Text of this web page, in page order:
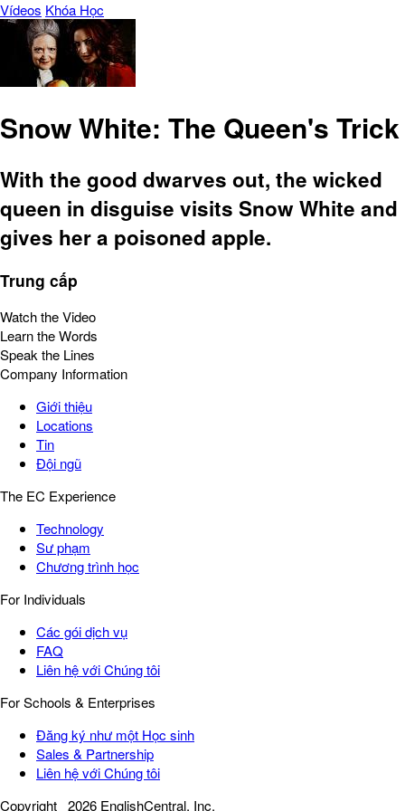
Vídeos Khóa Học
Snow White: The Queen's Trick
With the good dwarves out, the wicked
queen in disguise visits Snow White and
gives her a poisoned apple.
Trung cấp
Watch the Video
Learn the Words
Speak the Lines
Company Information
Giới thiệu
Locations
Tin
Đội ngũ
The EC Experience
Technology
Sư phạm
Chương trình học
For Individuals
Các gói dịch vụ
FAQ
Liên hệ với Chúng tôi
For Schools & Enterprises
Đăng ký như một Học sinh
Sales & Partnership
Liên hệ với Chúng tôi
Copyright 2026 EnglishCentral, Inc.